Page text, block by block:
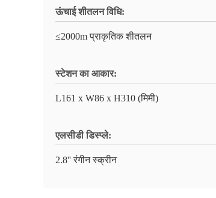
ऊंचाई शीतलन विधि:
≤2000m प्राकृतिक शीतलन
स्टेशन का आकार:
L161 x W86 x H310 (मिमी)
एलसीडी डिस्प्ले:
2.8'' रंगीन स्क्रीन